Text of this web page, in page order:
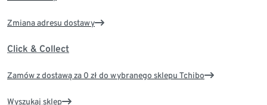
Zmiana adresu dostawy
Click & Collect
Zamów z dostawą za 0 zł do wybranego sklepu Tchibo
Wyszukaj sklep